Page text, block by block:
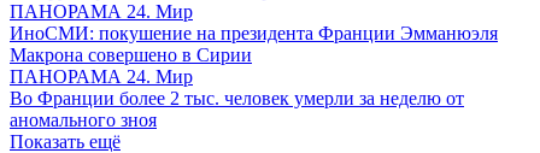
ПАНОРАМА 24. Мир
ИноСМИ: покушение на президента Франции Эмманюэля
Макрона совершено в Сирии
ПАНОРАМА 24. Мир
Во Франции более 2 тыс. человек умерли за неделю от
аномального зноя
Показать ещё